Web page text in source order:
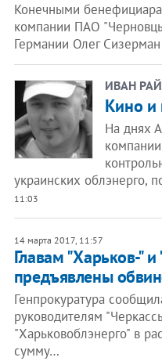
Конечными
компании ПАО
Германии Олег
ИВАН
Кино
На днях
украинских облэнерго,
11:03
14 марта 2017, 11:57
Главам "Харьков-"
предъявлены
Генпрокуратура
руководителям
"Харьковоблэнерго" в
сумму…